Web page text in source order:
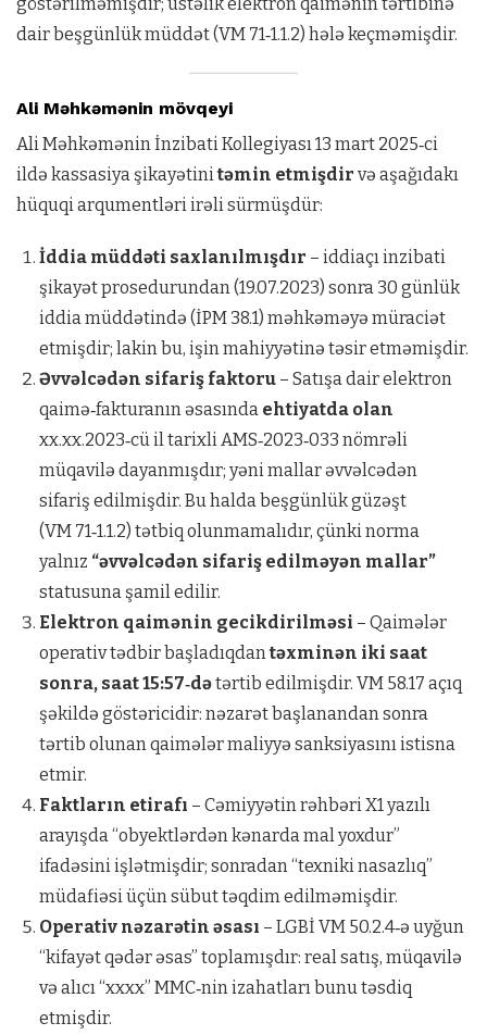
dair beşgünlük müddət (VM 71‑1.1.2) hələ keçməmişdir.
Ali Məhkəmənin mövqeyi
Ali Məhkəmənin İnzibati Kollegiyası 13 mart 2025‑ci
ildə kassasiya şikayətinitəmin etmişdir və aşağıdakı
hüquqi arqumentləri irəli sürmüşdür:
İddia müddəti saxlanılmışdır – iddiaçı inzibati
şikayət prosedurundan (19.07.2023) sonra 30 günlük
iddia müddətində (İPM 38.1) məhkəməyə müraciət
etmişdir; lakin bu, işin mahiyyətinə təsir etməmişdir.
Əvvəlcədən sifariş faktoru– Satışa dair elektron
qaimə‑fakturanın əsasında ehtiyatda olan
xx.xx.2023‑cü il tarixli AMS‑2023‑033 nömrəli
müqavilə dayanmışdır; yəni mallar əvvəlcədən
sifariş edilmişdir. Bu halda beşgünlük güzəşt
(VM 71‑1.1.2) tətbiq olunmamalıdır, çünki norma
yalnız “əvvəlcədən sifariş edilməyən mallar”
statusuna şamil edilir.
Elektron qaimənin gecikdirilməsi – Qaimələr
operativ tədbir başladıqdantəxminən iki saat
sonra, saat 15:57‑dətərtib edilmişdir. VM 58.17 açıq
şəkildə göstəricidir: nəzarət başlanandan sonra
tərtib olunan qaimələr maliyyə sanksiyasını istisna
etmir.
Faktların etirafı – Cəmiyyətin rəhbəri X1 yazılı
arayışda “obyektlərdən kənarda mal yoxdur”
ifadəsini işlətmişdir; sonradan “texniki nasazlıq”
müdafiəsi üçün sübut təqdim edilməmişdir.
Operativ nəzarətin əsası – LGBİ VM 50.2.4‑ə uyğun
“kifayət qədər əsas” toplamışdır: real satış, müqavilə
və alıcı “xxxx” MMC‑nin izahatları bunu təsdiq
etmişdir.